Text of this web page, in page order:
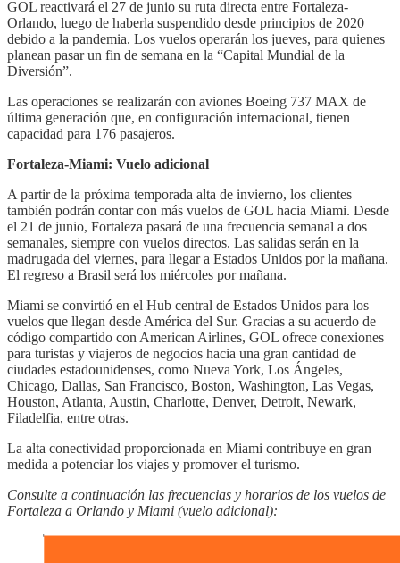
GOL reactivará el 27 de junio su ruta directa entre Fortaleza-
Orlando, luego de haberla suspendido desde principios de 2020
debido a la pandemia. Los vuelos operarán los jueves, para quienes
planean pasar un fin de semana en la “Capital Mundial de la
Diversión”.
Las operaciones se realizarán con aviones Boeing 737 MAX de
última generación que, en configuración internacional, tienen
capacidad para 176 pasajeros.
Fortaleza-Miami: Vuelo adicional
A partir de la próxima temporada alta de invierno, los clientes
también podrán contar con más vuelos de GOL hacia Miami. Desde
el 21 de junio, Fortaleza pasará de una frecuencia semanal a dos
semanales, siempre con vuelos directos. Las salidas serán en la
madrugada del viernes, para llegar a Estados Unidos por la mañana.
El regreso a Brasil será los miércoles por mañana.
Miami se convirtió en el Hub central de Estados Unidos para los
vuelos que llegan desde América del Sur. Gracias a su acuerdo de
código compartido con American Airlines, GOL ofrece conexiones
para turistas y viajeros de negocios hacia una gran cantidad de
ciudades estadounidenses, como Nueva York, Los Ángeles,
Chicago, Dallas, San Francisco, Boston, Washington, Las Vegas,
Houston, Atlanta, Austin, Charlotte, Denver, Detroit, Newark,
Filadelfia, entre otras.
La alta conectividad proporcionada en Miami contribuye en gran
medida a potenciar los viajes y promover el turismo.
Consulte a continuación las frecuencias y horarios de los vuelos de
Fortaleza a Orlando y Miami (vuelo adicional):